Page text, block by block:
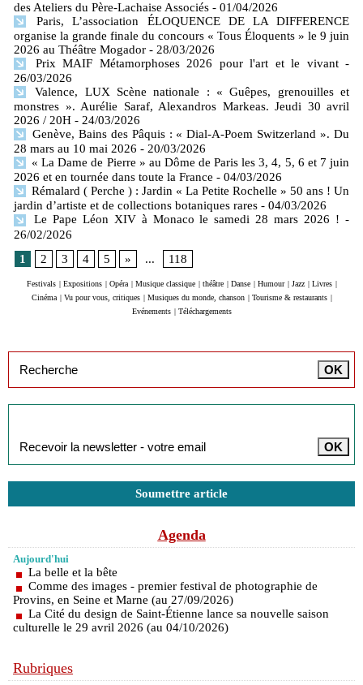
des Ateliers du Père-Lachaise Associés - 01/04/2026
Paris, L’association ÉLOQUENCE DE LA DIFFERENCE
organise la grande finale du concours « Tous Éloquents » le 9 juin
2026 au Théâtre Mogador - 28/03/2026
Prix MAIF Métamorphoses 2026 pour l'art et le vivant -
26/03/2026
Valence, LUX Scène nationale : « Guêpes, grenouilles et
monstres ». Aurélie Saraf, Alexandros Markeas. Jeudi 30 avril
2026 / 20H - 24/03/2026
Genève, Bains des Pâquis : « Dial-A-Poem Switzerland ». Du
28 mars au 10 mai 2026 - 20/03/2026
« La Dame de Pierre » au Dôme de Paris les 3, 4, 5, 6 et 7 juin
2026 et en tournée dans toute la France - 04/03/2026
Rémalard ( Perche ) : Jardin « La Petite Rochelle » 50 ans ! Un
jardin d’artiste et de collections botaniques rares - 04/03/2026
Le Pape Léon XIV à Monaco le samedi 28 mars 2026 ! -
26/02/2026
1
2 3 4 5 » ... 118
Festivals | Expositions | Opéra | Musique classique | théâtre | Danse | Humour | Jazz | Livres |
Cinéma | Vu pour vous, critiques | Musiques du monde, chanson | Tourisme & restaurants |
Evénements | Téléchargements
Soumettre article
Agenda
Aujourd'hui
La belle et la bête
Comme des images - premier festival de photographie de
Provins, en Seine et Marne (au 27/09/2026)
La Cité du design de Saint-Étienne lance sa nouvelle saison
culturelle le 29 avril 2026 (au 04/10/2026)
Rubriques